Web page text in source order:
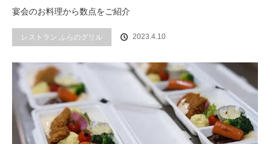
宴会のお料理から数点をご紹介
レストラン ふらのグリル 2023.4.10